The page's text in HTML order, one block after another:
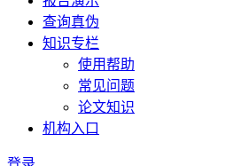
查询真伪
知识专栏
使用帮助
常见问题
论文知识
机构入口